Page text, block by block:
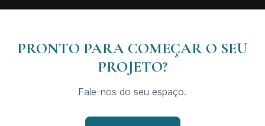
PRONTO PARA COMEÇAR O SEU
PROJETO?
Fale-nos do seu espaço.